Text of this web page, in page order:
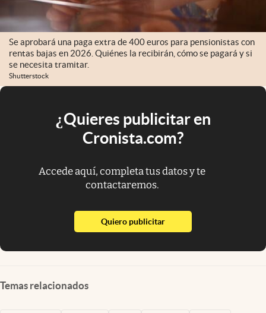
Se aprobará una paga extra de 400 euros para pensionistas con
rentas bajas en 2026. Quiénes la recibirán, cómo se pagará y si
se necesita tramitar.
Shutterstock
¿Quieres publicitar en
Cronista.com?
Accede aquí, completa tus datos y te
contactaremos.
Quiero publicitarabre en nueva pestaña
Temas relacionados